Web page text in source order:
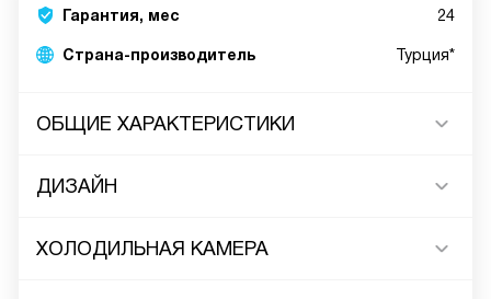
Гарантия, мес 24
Страна-производитель Турция*
ОБЩИЕ ХАРАКТЕРИСТИКИ
ДИЗАЙН
ХОЛОДИЛЬНАЯ КАМЕРА